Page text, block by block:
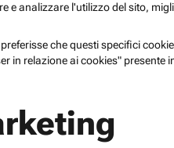
e analizzare l'utilizzo del sito,
che questi specifici
in relazione ai cookies"